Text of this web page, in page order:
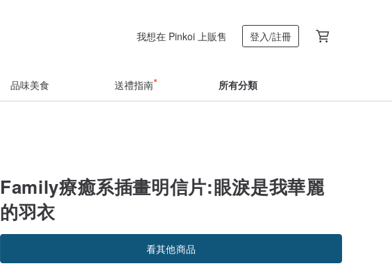
我想在 Pinkoi 上販售 登入/註冊
品味美食 送禮指南 所有分類
Family療癒系插畫明信片:眼淚是我華麗
的羽衣
看其他商品